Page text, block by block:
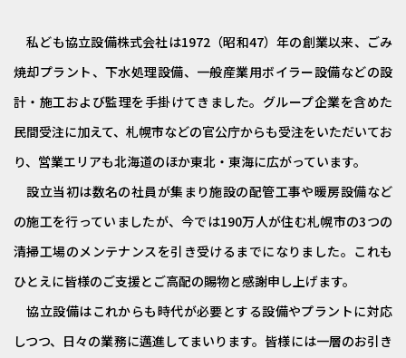
私ども協立設備株式会社は1972（昭和47）年の創業以来、ごみ
焼却プラント、下水処理設備、一般産業用ボイラー設備などの設
計・施工および監理を手掛けてきました。グループ企業を含めた
民間受注に加えて、札幌市などの官公庁からも受注をいただいてお
り、営業エリアも北海道のほか東北・東海に広がっています。
設立当初は数名の社員が集まり施設の配管工事や暖房設備など
の施工を行っていましたが、今では190万人が住む札幌市の3つの
清掃工場のメンテナンスを引き受けるまでになりました。これも
ひとえに皆様のご支援とご高配の賜物と感謝申し上げます。
協立設備はこれからも時代が必要とする設備やプラントに対応
しつつ、日々の業務に邁進してまいります。皆様には一層のお引き